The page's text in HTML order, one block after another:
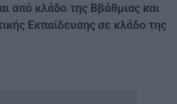
από κλάδο της Ββάθμιας και
Εκπαίδευσης σε κλάδο της